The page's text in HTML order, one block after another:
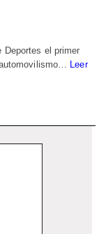
Deportes el primer
Leer